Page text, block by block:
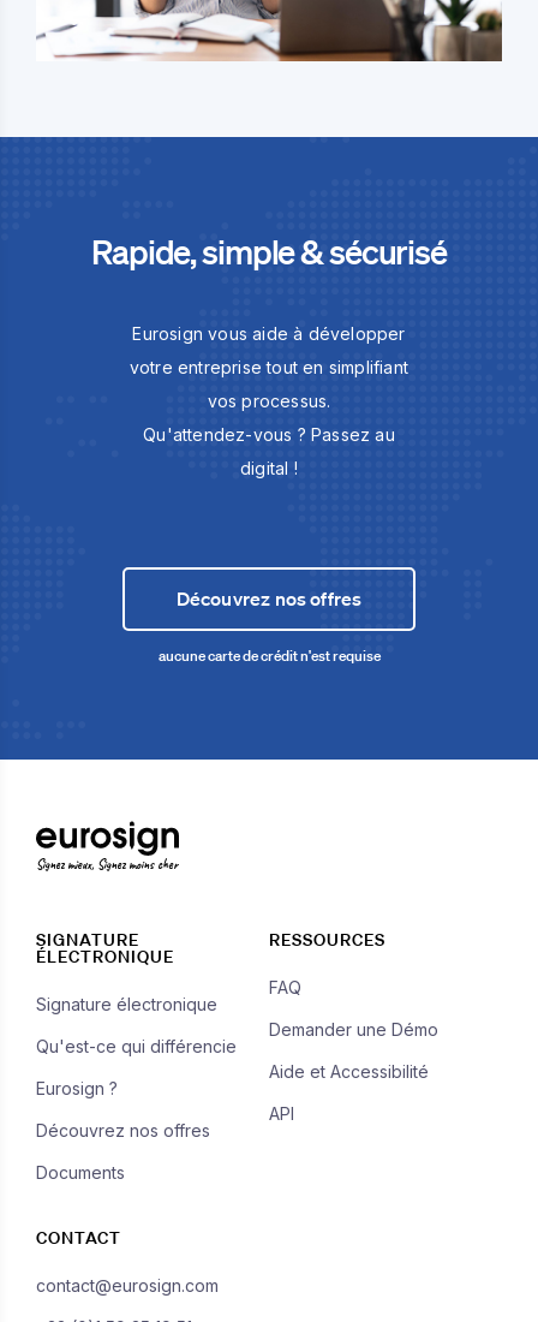
Rapide, simple & sécurisé
Eurosign vous aide à développer
votre entreprise tout en simplifiant
vos processus.
Qu'attendez-vous ? Passez au
digital !
Découvrez nos offres
aucune carte de crédit n'est requise
Signez mieux, Signez moins cher
SIGNATURE
ÉLECTRONIQUE
Signature électronique
Qu'est-ce qui différencie
Eurosign ?
Découvrez nos offres
Documents
RESSOURCES
FAQ
Demander une Démo
Aide et Accessibilité
API
CONTACT
contact@eurosign.com